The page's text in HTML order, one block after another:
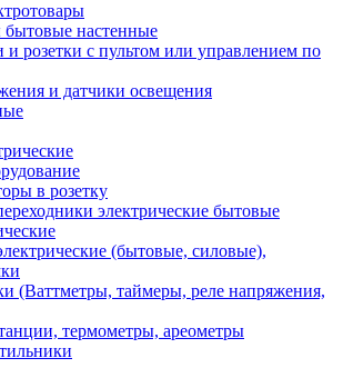
настенные
розетки с пультом или управлением по
и датчики освещения
в розетку
электрические бытовые
(бытовые, силовые),
(Ваттметры, таймеры, реле напряжения,
термометры, ареометры